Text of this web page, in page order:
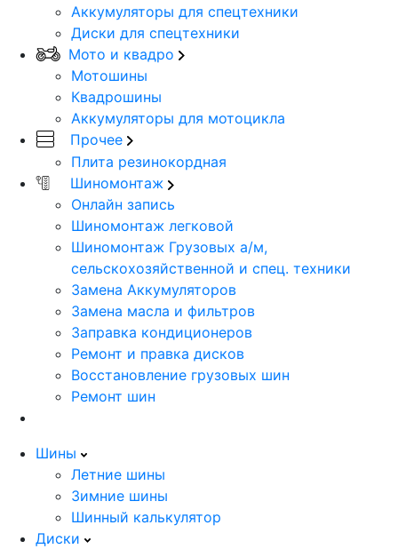
Аккумуляторы для спецтехники
Диски для спецтехники
Мото и квадро
Мотошины
Квадрошины
Аккумуляторы для мотоцикла
Прочее
Плита резинокордная
Шиномонтаж
Онлайн запись
Шиномонтаж легковой
Шиномонтаж Грузовых а/м,
сельскохозяйственной и спец. техники
Замена Аккумуляторов
Замена масла и фильтров
Заправка кондиционеров
Ремонт и правка дисков
Восстановление грузовых шин
Ремонт шин
Шины
Летние шины
Зимние шины
Шинный калькулятор
Диски